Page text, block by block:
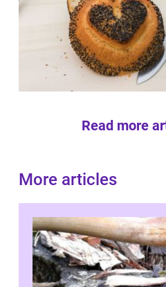
Read more
More articles